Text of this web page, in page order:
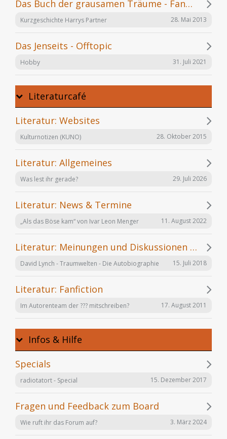
Das Buch der grausamen Träume - Fanfiction
Kurzgeschichte Harrys Partner 28. Mai 2013
Das Jenseits - Offtopic
Hobby 31. Juli 2021
Literaturcafé
Literatur: Websites
Kulturnotizen (KUNO) 28. Oktober 2015
Literatur: Allgemeines
Was lest ihr gerade? 29. Juli 2026
Literatur: News & Termine
„Als das Böse kam“ von Ivar Leon Menger 11. August 2022
Literatur: Meinungen und Diskussionen zu einzelnen Büchern
David Lynch - Traumwelten - Die Autobiographie 15. Juli 2018
Literatur: Fanfiction
Im Autorenteam der ??? mitschreiben? 17. August 2011
Infos & Hilfe
Specials
radiotatort - Special 15. Dezember 2017
Fragen und Feedback zum Board
Wie ruft ihr das Forum auf? 3. März 2024